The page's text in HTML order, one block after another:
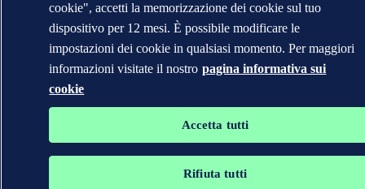
cookie", accetti la memorizzazione dei cookie sul tuo
dispositivo per 12 mesi. È possibile modificare le
impostazioni dei cookie in qualsiasi momento. Per maggiori
informazioni visitate il nostro pagina informativa sui
cookie
Accetta tutti
Rifiuta tutti